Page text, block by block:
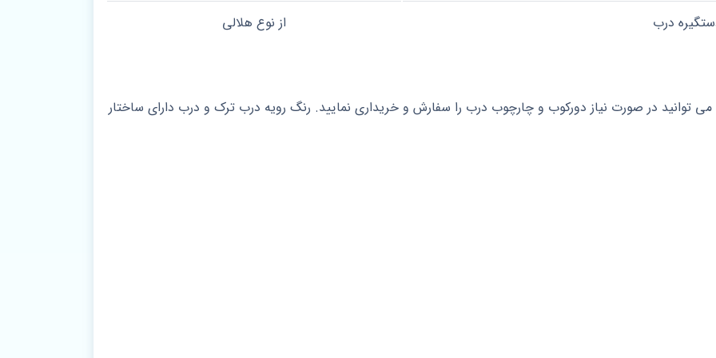
درب از نوع هلالی
در صورت نیاز دورکوب و چارچوب درب را سفارش و خریداری نمایید. رنگ رویه درب ترک و درب دارای ساختار